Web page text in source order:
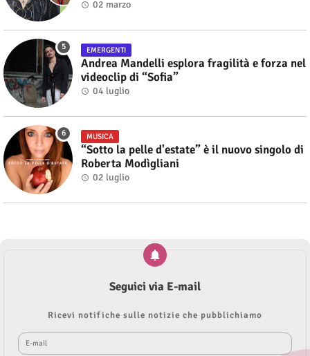
Alberto Salerno
02 marzo
EMERGENTI
Andrea Mandelli esplora fragilità e forza nel
videoclip di “Sofia”
04 luglio
MUSICA
“Sotto la pelle d'estate” è il nuovo singolo di
Roberta Modìgliani
02 luglio
Seguici via E-mail
Ricevi notifiche sulle notizie che pubblichiamo